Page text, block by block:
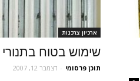
ארכיון צרכנות
שימוש בטוח
תוכן פרסומי - דצמבר 12, 2007